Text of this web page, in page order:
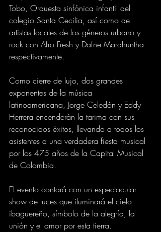
Tobo, Orquesta sinfónica infantil del
colegio Santa Cecilia, así como de
artistas locales de los géneros urbano y
rock con Afro Fresh y Dafne Marahuntha
respectivamente.
Como cierre de lujo, dos grandes
exponentes de la música
latinoamericana, Jorge Celedón y Eddy
Herrera encenderán la tarima con sus
reconocidos éxitos, llevando a todos los
asistentes a una verdadera fiesta musical
por los 475 años de la Capital Musical
de Colombia.
El evento contará con un espectacular
show de luces que iluminará el cielo
ibaguereño, símbolo de la alegría, la
unión y el amor por esta tierra.